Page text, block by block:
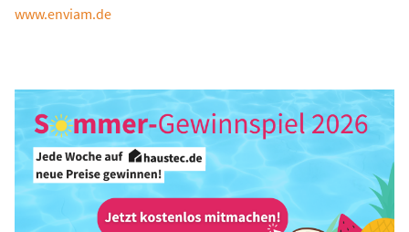
www.enviam.de